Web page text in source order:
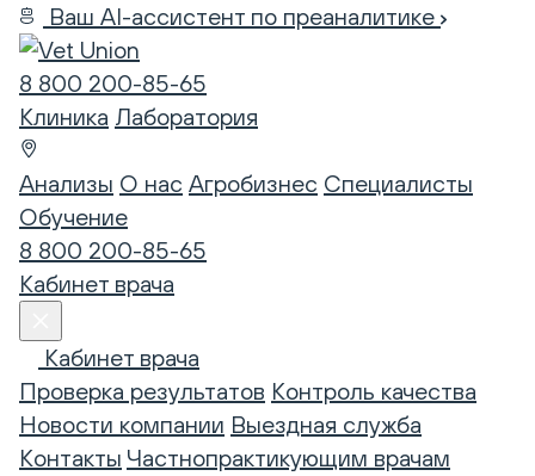
Ваш AI-ассистент по преаналитике
8 800 200-85-65
Клиника Лаборатория
Анализы О нас Агробизнес Специалисты
Обучение
8 800 200-85-65
Кабинет врача
Кабинет врача
Проверка результатов Контроль качества
Новости компании Выездная служба
Контакты Частнопрактикующим врачам